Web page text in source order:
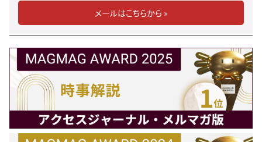
メールはこちらから »